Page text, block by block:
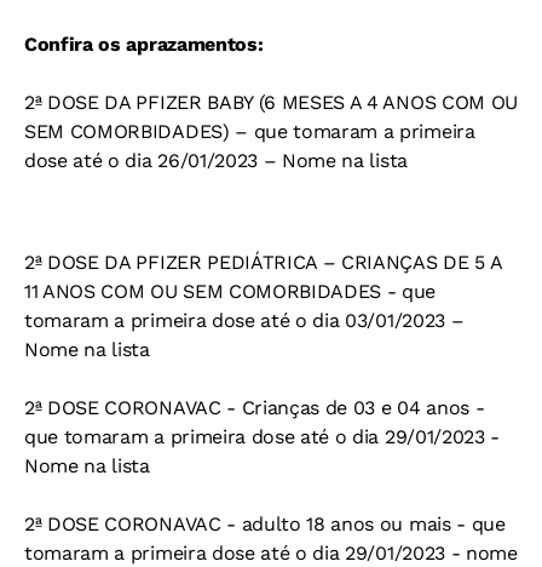
Confira os aprazamentos:
2ª DOSE DA PFIZER BABY (6 MESES A 4 ANOS COM OU
SEM COMORBIDADES) – que tomaram a primeira
dose até o dia 26/01/2023 – Nome na lista
2ª DOSE DA PFIZER PEDIÁTRICA – CRIANÇAS DE 5 A
11 ANOS COM OU SEM COMORBIDADES - que
tomaram a primeira dose até o dia 03/01/2023 –
Nome na lista
2ª DOSE CORONAVAC - Crianças de 03 e 04 anos -
que tomaram a primeira dose até o dia 29/01/2023 -
Nome na lista
2ª DOSE CORONAVAC - adulto 18 anos ou mais - que
tomaram a primeira dose até o dia 29/01/2023 - nome